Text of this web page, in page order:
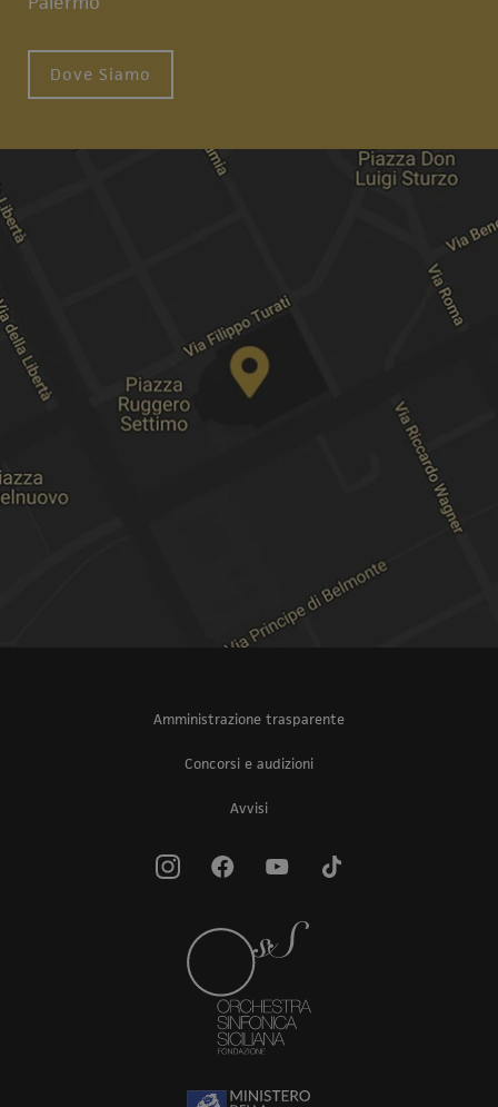
Dove Siamo
Amministrazione trasparente
Concorsi e audizioni
Avvisi